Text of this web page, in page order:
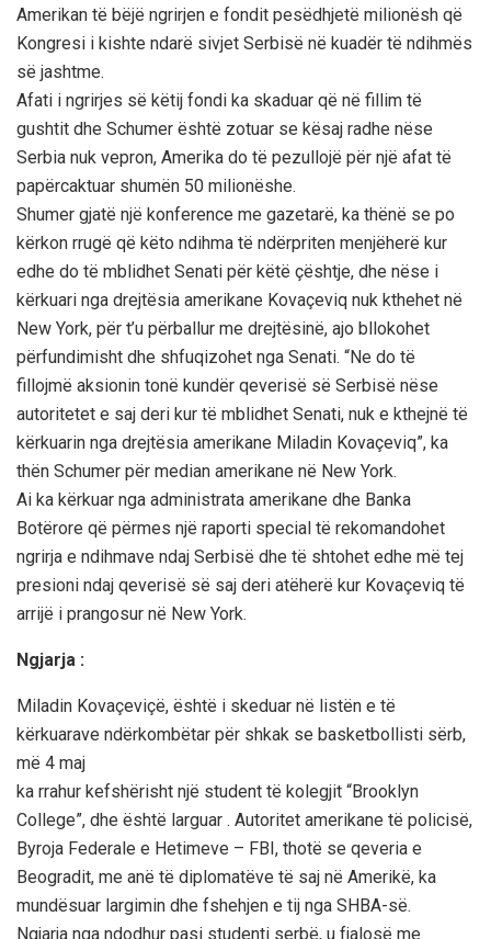
Amerikan të bëjë ngrirjen e fondit pesëdhjetë milionësh që
Kongresi i kishte ndarë sivjet Serbisë në kuadër të ndihmës
së jashtme.
Afati i ngrirjes së këtij fondi ka skaduar që në fillim të
gushtit dhe Schumer është zotuar se kësaj radhe nëse
Serbia nuk vepron, Amerika do të pezullojë për një afat të
papërcaktuar shumën 50 milionëshe.
Shumer gjatë një konference me gazetarë, ka thënë se po
kërkon rrugë që këto ndihma të ndërpriten menjëherë kur
edhe do të mblidhet Senati për këtë çështje, dhe nëse i
kërkuari nga drejtësia amerikane Kovaçeviq nuk kthehet në
New York, për t’u përballur me drejtësinë, ajo bllokohet
përfundimisht dhe shfuqizohet nga Senati. “Ne do të
fillojmë aksionin tonë kundër qeverisë së Serbisë nëse
autoritetet e saj deri kur të mblidhet Senati, nuk e kthejnë të
kërkuarin nga drejtësia amerikane Miladin Kovaçeviq”, ka
thën Schumer për median amerikane në New York.
Ai ka kërkuar nga administrata amerikane dhe Banka
Botërore që përmes një raporti special të rekomandohet
ngrirja e ndihmave ndaj Serbisë dhe të shtohet edhe më tej
presioni ndaj qeverisë së saj deri atëherë kur Kovaçeviq të
arrijë i prangosur në New York.
Ngjarja :
Miladin Kovaçeviçë, është i skeduar në listën e të
kërkuarave ndërkombëtar për shkak se basketbollisti sërb,
më 4 maj
ka rrahur kefshërisht një student të kolegjit “Brooklyn
College”, dhe është larguar . Autoritet amerikane të policisë,
Byroja Federale e Hetimeve – FBI, thotë se qeveria e
Beogradit, me anë të diplomatëve të saj në Amerikë, ka
mundësuar largimin dhe fshehjen e tij nga SHBA-së.
Ngjarja nga ndodhur pasi studenti serbë, u fjalosë me